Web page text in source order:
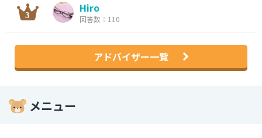
Hiro
回答数：110
アドバイザー一覧
メニュー